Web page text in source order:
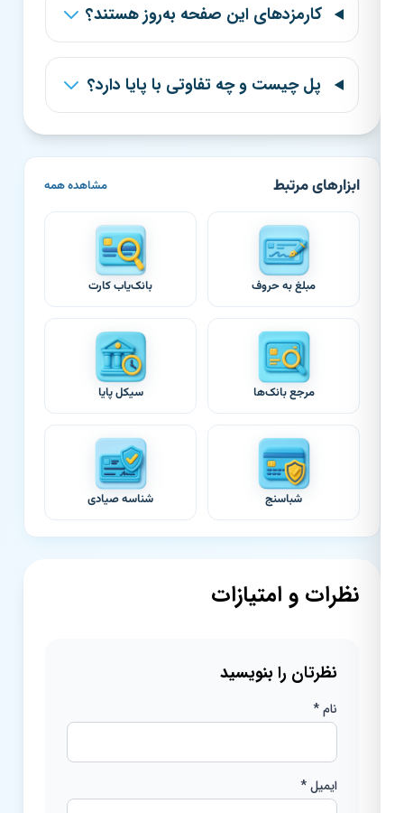
کارمزدهای این صفحه به‌روز هستند؟
پل چیست و چه تفاوتی با پایا دارد؟
ابزارهای مرتبط مشاهده همه
مبلغ به حروف بانک‌یاب کارت
مرجع بانک‌ها سیکل پایا
شبا‌سنج شناسه صیادی
نظرات و امتیازات
نظرتان را بنویسید
ایمیل *